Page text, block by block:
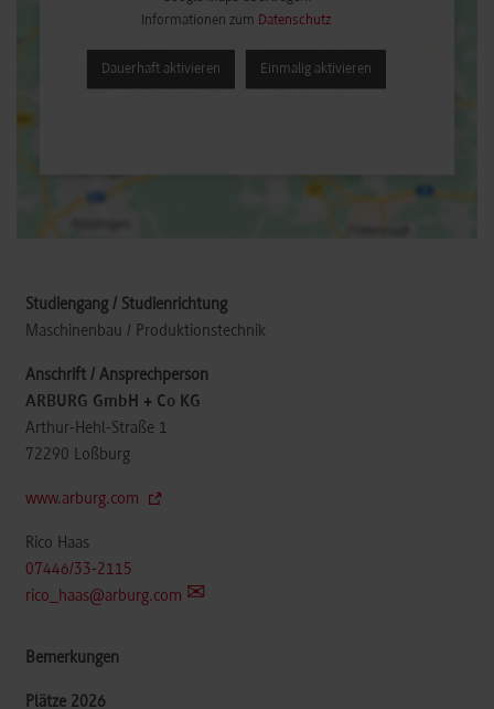
Informationen zum Datenschutz
Dauerhaft aktivieren Einmalig aktivieren
Maschinenbau / Produktionstechnik
ARBURG GmbH + Co KG
Arthur-Hehl-Straße 1
72290 Loßburg
www.arburg.com
Rico Haas
07446/33-2115
rico_haas@arburg.com